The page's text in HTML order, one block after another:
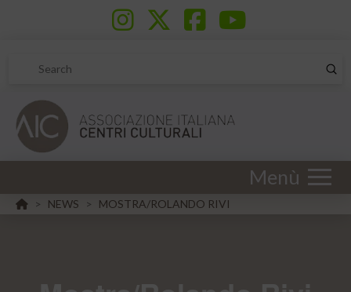
Search
Menù
HOME
> NEWS > MOSTRA/ROLANDO RIVI